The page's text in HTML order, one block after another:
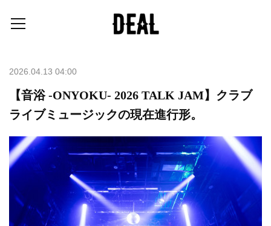
2026.04.13 04:00
【音浴 -ONYOKU- 2026 TALK JAM】クラブ
ライブミュージックの現在進行形。